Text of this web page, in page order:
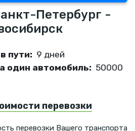
Петербург -
пути: 9 дней
один автомобиль: 50000
перевозки
перевозки Вашего транспорта